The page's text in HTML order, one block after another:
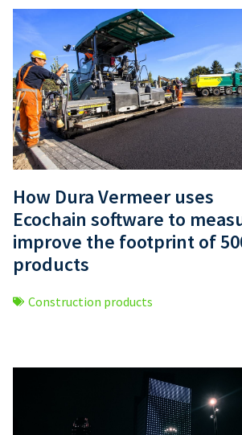
How Dura Vermeer uses
Ecochain software to
improve the footprint of
products
Construction products